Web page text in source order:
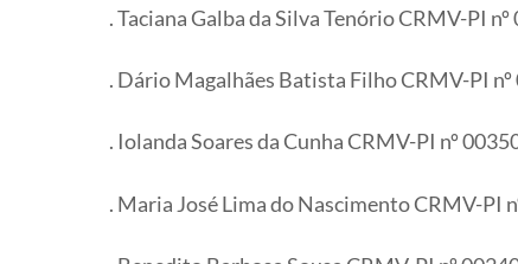
. Taciana Galba da Silva Tenório CRMV-PI
. Dário Magalhães Batista Filho CRMV-PI
. Iolanda Soares da Cunha CRMV-PI nº
. Maria José Lima do Nascimento CRMV-PI